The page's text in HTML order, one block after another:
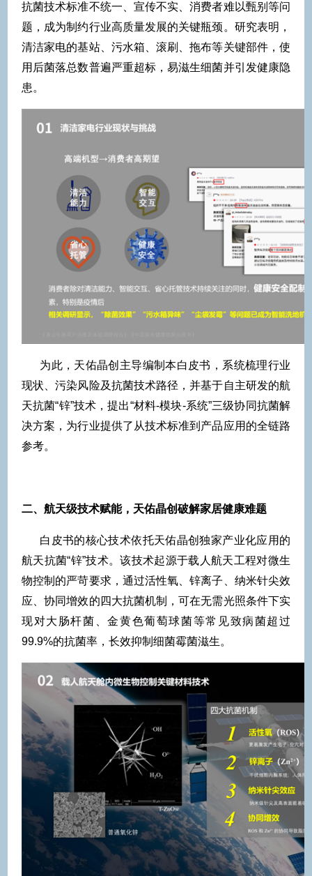
抗菌技术标准不统一、宣传不实、消费者难以甄别等问
题，成为制约行业高质量发展的关键瓶颈。研究表明，
清洁家电的基站、污水箱、滚刷、拖布等关键部件，使
用后菌落总数普遍严重超标，易滋生细菌并引发健康隐
患。
为此，天佑晶创主导编制本白皮书，系统梳理行业
现状、污染风险及抗菌技术路径，并基于自主研发的航
天抗菌“锌”技术，提出“材料­­-模块-系统”三级协同抗菌解
决方案，为行业提供了从技术标准到产品应用的全链路
参考。
二、航天级技术赋能，天佑晶创破解家居健康难题
白皮书的核心技术依托天佑晶创独家产业化应用的
航天抗菌“锌”技术。该技术起源于载人航天工程对微生
物控制的严苛要求，通过活性氧、锌离子、纳米针尖效
应、协同增效的四大抗菌机制，可在无需光照条件下实
现对大肠杆菌、金黄色葡萄球菌等常见致病菌超过
99.9%的抗菌率，长效抑制细菌霉菌滋生。